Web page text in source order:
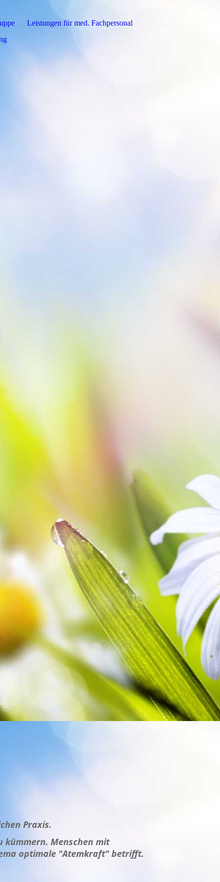
Leistungen für med. Fachpersonal
Praxis.
kümmern. Menschen mit
optimale "Atemkraft" betrifft.